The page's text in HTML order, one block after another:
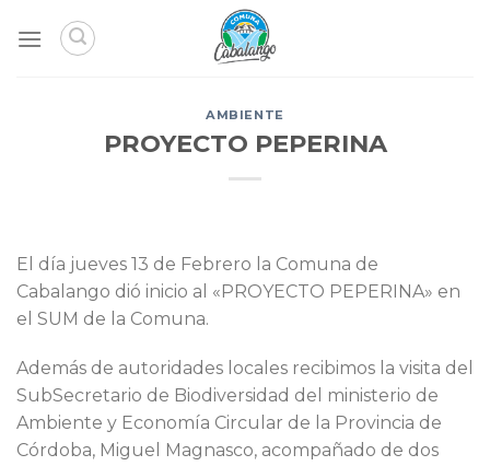
AMBIENTE
PROYECTO PEPERINA
El día jueves 13 de Febrero la Comuna de
Cabalango dió inicio al «PROYECTO PEPERINA» en
el SUM de la Comuna.
Además de autoridades locales recibimos la visita del
SubSecretario de Biodiversidad del ministerio de
Ambiente y Economía Circular de la Provincia de
Córdoba, Miguel Magnasco, acompañado de dos